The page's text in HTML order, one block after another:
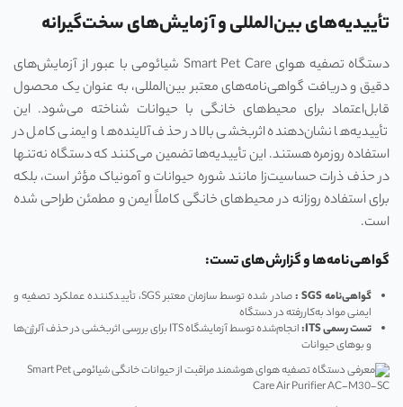
تأییدیه‌های بین‌المللی و آزمایش‌های سخت‌گیرانه
دستگاه تصفیه هوای Smart Pet Care شیائومی با عبور از آزمایش‌های
دقیق و دریافت گواهی‌نامه‌های معتبر بین‌المللی، به عنوان یک محصول
قابل‌اعتماد برای محیط‌های خانگی با حیوانات شناخته می‌شود. این
تأییدیه‌ها نشان‌دهنده اثربخشی بالا در حذف آلاینده‌ها و ایمنی کامل در
استفاده روزمره هستند. این تأییدیه‌ها تضمین می‌کنند که دستگاه نه‌تنها
در حذف ذرات حساسیت‌زا مانند شوره حیوانات و آمونیاک مؤثر است، بلکه
برای استفاده روزانه در محیط‌های خانگی کاملاً ایمن و مطمئن طراحی شده
است.
گواهی‌نامه‌ها و گزارش‌های تست:
گواهی‌نامه SGS :
صادر شده توسط سازمان معتبر SGS، تأییدکننده عملکرد تصفیه و
ایمنی مواد به‌کاررفته در دستگاه
تست رسمی ITS:
انجام‌شده توسط آزمایشگاه ITS برای بررسی اثربخشی در حذف آلرژن‌ها
و بوهای حیوانات